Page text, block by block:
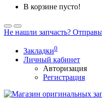
В корзине пусто!
Не нашли запчасть?
Закладки0
Личный кабинет
Авторизация
Регистрация